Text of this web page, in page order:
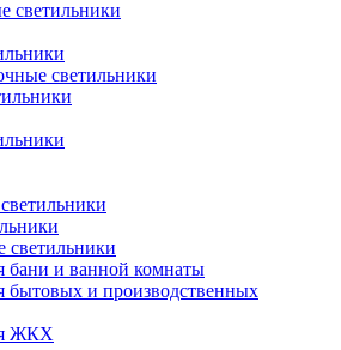
светильники
светильники
светильники
бани и ванной комнаты
бытовых и производственных
ЖКХ